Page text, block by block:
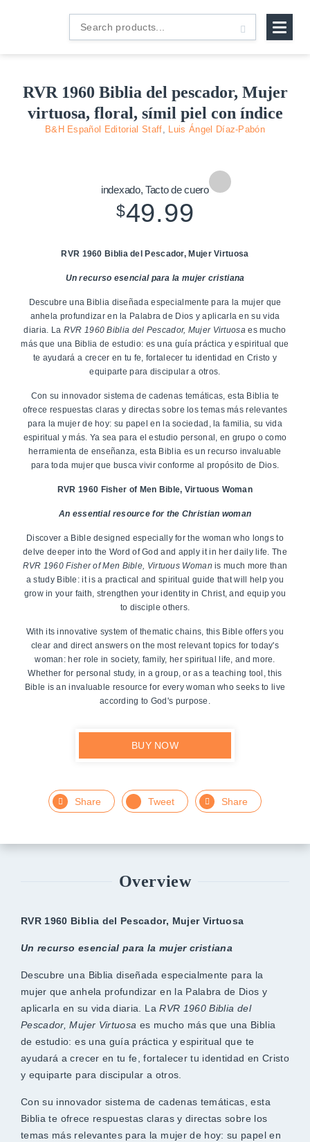
Search
RVR 1960 Biblia del pescador, Mujer
virtuosa, floral, símil piel con índice
B&H Español Editorial Staff, Luis Ángel Díaz-Pabón
Zoom
indexado, Tacto de cuero
$49.99
RVR 1960 Biblia del Pescador, Mujer Virtuosa
Un recurso esencial para la mujer cristiana
Descubre una Biblia diseñada especialmente para la mujer que
anhela profundizar en la Palabra de Dios y aplicarla en su vida
diaria. La RVR 1960 Biblia del Pescador, Mujer Virtuosaes mucho
más que una Biblia de estudio: es una guía práctica y espiritual que
te ayudará a crecer en tu fe, fortalecer tu identidad en Cristo y
equiparte para discipular a otros.
Con su innovador sistema de cadenas temáticas, esta Biblia te
ofrece respuestas claras y directas sobre los temas más relevantes
para la mujer de hoy: su papel en la sociedad, la familia, su vida
espiritual y más. Ya sea para el estudio personal, en grupo o como
herramienta de enseñanza, esta Biblia es un recurso invaluable
para toda mujer que busca vivir conforme al propósito de Dios.
RVR 1960 Fisher of Men Bible, Virtuous Woman
An essential resource for the Christian woman
Discover a Bible designed especially for the woman who longs to
delve deeper into the Word of God and apply it in her daily life. The
RVR 1960 Fisher of Men Bible, Virtuous Womanis much more than
a study Bible: it is a practical and spiritual guide that will help you
grow in your faith, strengthen your identity in Christ, and equip you
to disciple others.
With its innovative system of thematic chains, this Bible offers you
clear and direct answers on the most relevant topics for today's
woman: her role in society, family, her spiritual life, and more.
Whether for personal study, in a group, or as a teaching tool, this
Bible is an invaluable resource for every woman who seeks to live
according to God's purpose.
BUY NOW
Facebook Twitter LinkedIn
Overview
RVR 1960 Biblia del Pescador, Mujer Virtuosa
Un recurso esencial para la mujer cristiana
Descubre una Biblia diseñada especialmente para la
mujer que anhela profundizar en la Palabra de Dios y
aplicarla en su vida diaria. LaRVR 1960 Biblia del
Pescador, Mujer Virtuosa es mucho más que una Biblia
de estudio: es una guía práctica y espiritual que te
ayudará a crecer en tu fe, fortalecer tu identidad en Cristo
y equiparte para discipular a otros.
Con su innovador sistema de cadenas temáticas, esta
Biblia te ofrece respuestas claras y directas sobre los
temas más relevantes para la mujer de hoy: su papel en